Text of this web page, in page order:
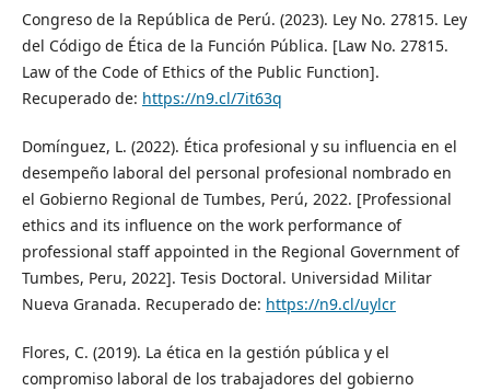
Congreso de la República de Perú. (2023). Ley No. 27815. Ley
del Código de Ética de la Función Pública. [Law No. 27815.
Law of the Code of Ethics of the Public Function].
Recuperado de: https://n9.cl/7it63q
Domínguez, L. (2022). Ética profesional y su influencia en el
desempeño laboral del personal profesional nombrado en
el Gobierno Regional de Tumbes, Perú, 2022. [Professional
ethics and its influence on the work performance of
professional staff appointed in the Regional Government of
Tumbes, Peru, 2022]. Tesis Doctoral. Universidad Militar
Nueva Granada. Recuperado de: https://n9.cl/uylcr
Flores, C. (2019). La ética en la gestión pública y el
compromiso laboral de los trabajadores del gobierno